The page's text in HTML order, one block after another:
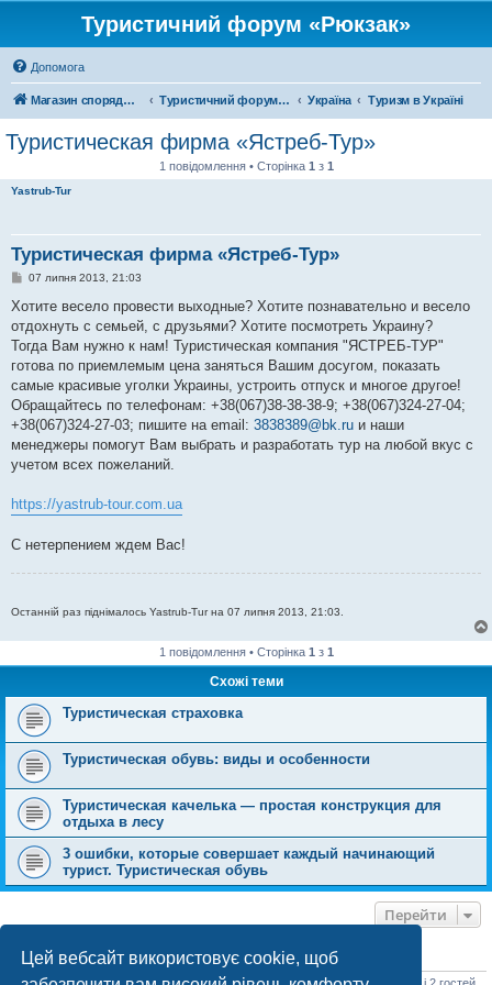
Цей вебсайт використовує cookie, щоб
Туристичний форум «Рюкзак»
Допомога
Магазин спорядження Туристичний форум «Рюкзак» Україна Туризм в Україні
Туристическая фирма «Ястреб-Тур»
1 повідомлення • Сторінка 1 з 1
Yastrub-Tur
Туристическая фирма «Ястреб-Тур»
П
в
д
о
м
л
е
н
я
07 липня 2013, 21:03
Хотите весело провести выходные? Хотите познавательно и весело
отдохнуть с семьей, с друзьями? Хотите посмотреть Украину?
Тогда Вам нужно к нам! Туристическая компания "ЯСТРЕБ-ТУР"
готова по приемлемым цена заняться Вашим досугом, показать
самые красивые уголки Украины, устроить отпуск и многое другое!
Обращайтесь по телефонам: +38(067)38-38-38-9; +38(067)324-27-04;
+38(067)324-27-03; пишите на email: 3838389@bk.ru и наши
менеджеры помогут Вам выбрать и разработать тур на любой вкус с
учетом всех пожеланий.
https://yastrub-tour.com.ua
С нетерпением ждем Вас!
Останній раз піднімалось Yastrub-Tur на 07 липня 2013, 21:03.
1 повідомлення • Сторінка 1 з 1
Схожі теми
Туристическая страховка
Туристическая обувь: виды и особенности
Туристическая качелька — простая конструкция для
отдыха в лесу
3 ошибки, которые совершает каждый начинающий
турист. Туристическая обувь
Перейти
ХТО ЗАРАЗ ОНЛАЙН